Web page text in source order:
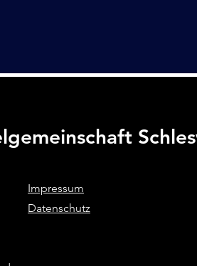
Impressum
Datenschutz